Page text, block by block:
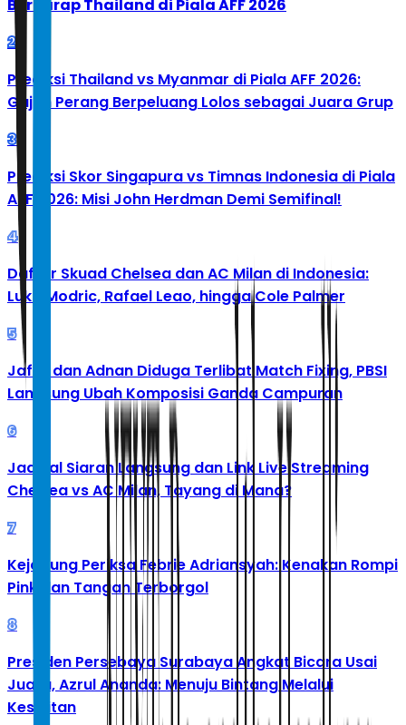
Berharap Thailand di Piala AFF 2026
2
Prediksi Thailand vs Myanmar di Piala AFF 2026:
Gajah Perang Berpeluang Lolos sebagai Juara Grup
3
Prediksi Skor Singapura vs Timnas Indonesia di Piala
AFF 2026: Misi John Herdman Demi Semifinal!
4
Daftar Skuad Chelsea dan AC Milan di Indonesia:
Luka Modric, Rafael Leao, hingga Cole Palmer
5
Jafar dan Adnan Diduga Terlibat Match Fixing, PBSI
Langsung Ubah Komposisi Ganda Campuran
6
Jadwal Siaran Langsung dan Link Live Streaming
Chelsea vs AC Milan, Tayang di Mana?
7
Kejagung Periksa Febrie Adriansyah: Kenakan Rompi
Pink dan Tangan Terborgol
8
Presiden Persebaya Surabaya Angkat Bicara Usai
Juara, Azrul Ananda: Menuju Bintang Melalui
Kesulitan